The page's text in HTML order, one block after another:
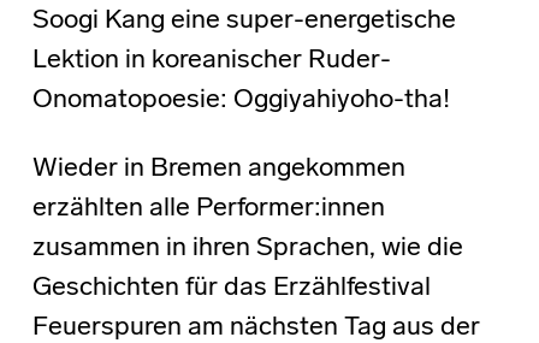
Soogi Kang eine super-energetische
Lektion in koreanischer Ruder-
Onomatopoesie: Oggiyahiyoho-tha!
Wieder in Bremen angekommen
erzählten alle Performer:innen
zusammen in ihren Sprachen, wie die
Geschichten für das Erzählfestival
Feuerspuren am nächsten Tag aus der